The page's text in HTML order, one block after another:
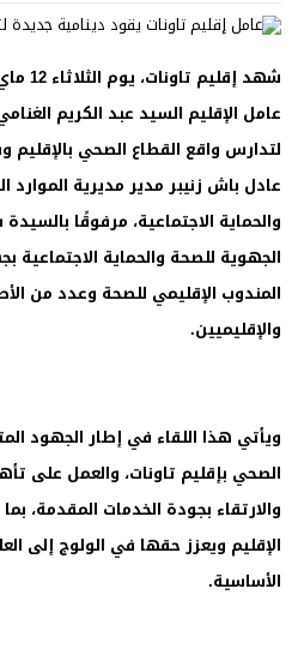
عامل الإقليم السيد عبد الكريم
لتدارس واقع القطاع الصحي
عادل باش زنيبر مدير مديرية الموارد
والحماية الاجتماعية، مرفوقًا
الجهوية للصحة والحماية
المندوب الإقليمي للصحة وعدد من
والإقليميين.
ويأتي هذا اللقاء في إطار الجهود
الصحي بإقليم تاونات، والعمل على
والارتقاء بجودة الخدمات المقدمة،
الإقليم ويعزز حقها في الولوج إلى
الأساسية.